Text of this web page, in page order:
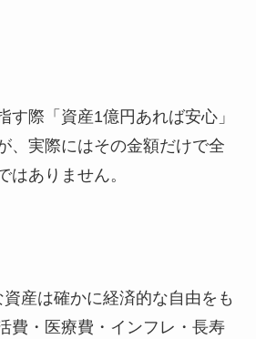
す際「資産1億円あれば安心」
、実際にはその金額だけで全
はありません。
産は確かに経済的な自由をも
費・医療費・インフレ・長寿